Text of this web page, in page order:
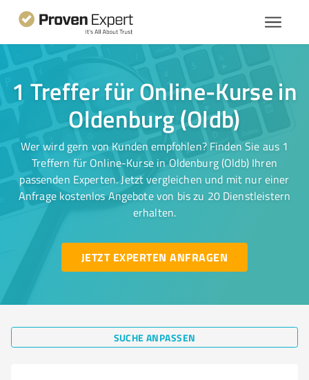
1 Treffer für Online-Kurse in
Oldenburg (Oldb)
Wer wird gern von Kunden empfohlen? Finden Sie aus 1
Treffern für Online-Kurse in Oldenburg (Oldb) Ihren
passenden Experten. Jetzt vergleichen und mit nur einer
Anfrage kostenlos Angebote von bis zu 20 Dienstleistern
erhalten.
JETZT EXPERTEN ANFRAGEN
SUCHE ANPASSEN